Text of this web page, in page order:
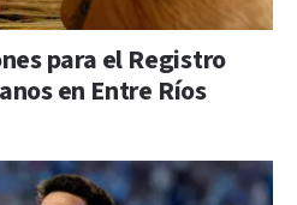
para el Registro
en Entre Ríos